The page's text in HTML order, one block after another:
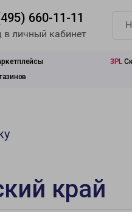
660-11-11
в личный кабинет
3PL
край